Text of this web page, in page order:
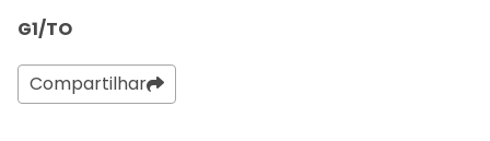
G1/TO
Compartilhar